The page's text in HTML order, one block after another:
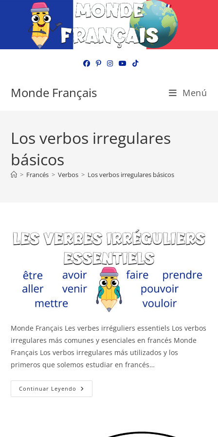
Monde Français Menú
Los verbos irregulares
básicos
> Francés > Verbos > Los verbos irregulares básicos
Monde Français Les verbes irréguliers essentiels Los verbos
irregulares más comunes y esenciales en francés Monde
Français Los verbos irregulares más utilizados y los
primeros que solemos estudiar en francés…
Continuar Leyendo Los
Verbos